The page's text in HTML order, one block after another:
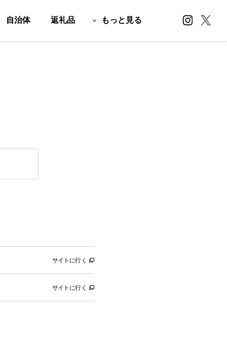
自治体 返礼品 もっと見る
サイトに行く
サイトに行く